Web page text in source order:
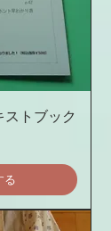
トブック
る